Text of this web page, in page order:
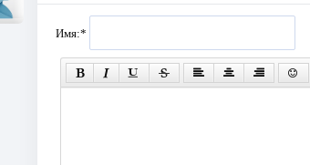
Имя:*